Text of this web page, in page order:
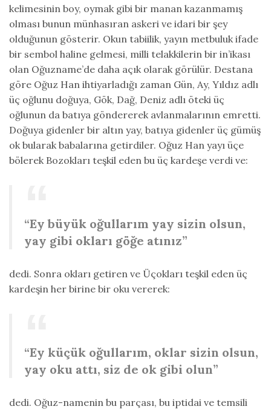
kelimesinin boy, oymak gibi bir manan kazanmamış
olması bunun münhasıran askeri ve idari bir şey
olduğunun gösterir. Okun tabiilik, yayın metbuluk ifade
bir sembol haline gelmesi, milli telakkilerin bir in’ikası
olan Oğuzname’de daha açık olarak görülür. Destana
göre Oğuz Han ihtiyarladığı zaman Gün, Ay, Yıldız adlı
üç oğlunu doğuya, Gök, Dağ, Deniz adlı öteki üç
oğlunun da batıya göndererek avlanmalarının emretti.
Doğuya gidenler bir altın yay, batıya gidenler üç gümüş
ok bularak babalarına getirdiler. Oğuz Han yayı üçe
bölerek Bozokları teşkil eden bu üç kardeşe verdi ve:
“Ey büyük oğullarım yay sizin olsun,
yay gibi okları göğe atınız”
dedi. Sonra okları getiren ve Üçokları teşkil eden üç
kardeşin her birine bir oku vererek:
“Ey küçük oğullarım, oklar sizin olsun,
yay oku attı, siz de ok gibi olun”
dedi. Oğuz-namenin bu parçası, bu iptidai ve temsili